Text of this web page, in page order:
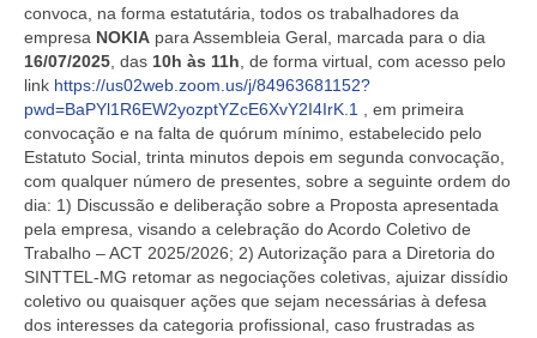
convoca, na forma estatutária, todos os trabalhadores da
empresa NOKIA para Assembleia Geral, marcada para o dia
16/07/2025 , das 10h às 11h , de forma virtual, com acesso pelo
link https://us02web.zoom.us/j/84963681152?
pwd=BaPYl1R6EW2yozptYZcE6XvY2I4IrK.1
em primeira
convocação e na falta de quórum mínimo, estabelecido pelo
Estatuto Social, trinta minutos depois em segunda convocação,
com qualquer número de presentes, sobre a seguinte ordem do
dia: 1) Discussão e deliberação sobre a Proposta apresentada
pela empresa, visando a celebração do Acordo Coletivo de
Trabalho – ACT 2025/2026; 2) Autorização para a Diretoria do
SINTTEL-MG retomar as negociações coletivas, ajuizar dissídio
coletivo ou quaisquer ações que sejam necessárias à defesa
dos interesses da categoria profissional, caso frustradas as